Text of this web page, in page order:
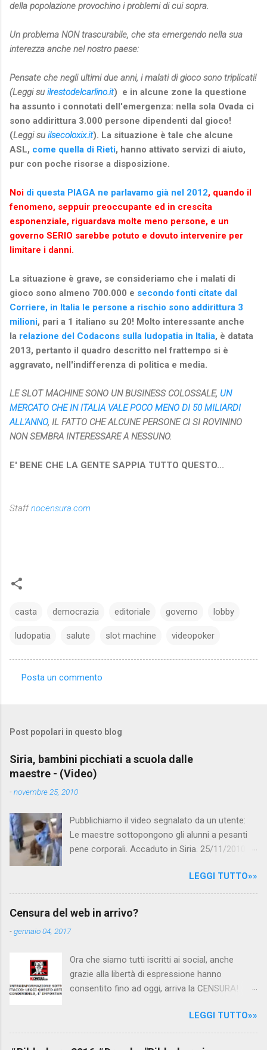
della popolazione provochino i problemi di cui sopra.
Un problema NON trascurabile, che sta emergendo nella sua
interezza anche nel nostro paese:
Pensate che negli ultimi due anni, i malati di gioco sono triplicati!
(Leggi su ilrestodelcarlino.it) e in alcune zone la questione
ha assunto i connotati dell'emergenza: nella sola Ovada ci
sono addirittura 3.000 persone dipendenti dal gioco!
(Leggi su ilsecoloxix.it). La situazione è tale che alcune
ASL, come quella di Rieti, hanno attivato servizi di aiuto,
pur con poche risorse a disposizione.
Noi di questa PIAGA ne parlavamo già nel 2012, quando il
fenomeno, seppuir preoccupante ed in crescita
esponenziale, riguardava molte meno persone, e un
governo SERIO sarebbe potuto e dovuto intervenire per
limitare i danni.
La situazione è grave, se consideriamo che i malati di
gioco sono almeno 700.000 e secondo fonti citate dal
Corriere, in Italia le persone a rischio sono addirittura 3
milioni, pari a 1 italiano su 20! Molto interessante anche
la relazione del Codacons sulla ludopatia in Italia, è datata
2013, pertanto il quadro descritto nel frattempo si è
aggravato, nell'indifferenza di politica e media.
LE SLOT MACHINE SONO UN BUSINESS COLOSSALE, UN
MERCATO CHE IN ITALIA VALE POCO MENO DI 50 MILIARDI
ALL'ANNO, IL FATTO CHE ALCUNE PERSONE CI SI ROVININO
NON SEMBRA INTERESSARE A NESSUNO.
E' BENE CHE LA GENTE SAPPIA TUTTO QUESTO...
Staffnocensura.com
casta democrazia editoriale governo lobby
ludopatia salute slot machine videopoker
e
n
t
Posta un commento
Post popolari in questo blog
Siria, bambini picchiati a scuola dalle
maestre - (Video)
-novembre 25, 2010
Pubblichiamo il video segnalato da un utente:
Le maestre sottopongono gli alunni a pesanti
pene corporali. Accaduto in Siria. 25/11/2010
Canale 5 "Forum" si è interessato al caso,
interpellando prontamente l'ambasciata siriana,
per fare luce sulla vicenda: è emerso che il
scuola. LEGGI IL SERVIZIO . staff
nocensura.com Condividi su Facebook
LEGGI TUTTO»»
Censura del web in arrivo?
-gennaio 04, 2017
Ora che siamo tutti iscritti ai social, anche
grazie alla libertà di espressione hanno
consentito fino ad oggi, arriva la CENSURA!
politica rispediti al mittente dai cittadini - perché
censurare avrebbe fatto perdere troppi
consensi ai vari governi - la CENSURA potrebbe
LEGGI TUTTO»»